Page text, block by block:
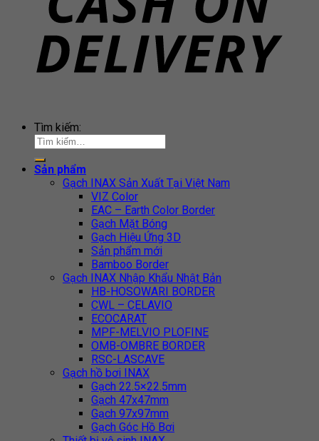
Tìm kiếm:
Sản phẩm
Gạch INAX Sản Xuất Tại Việt Nam
VIZ Color
EAC – Earth Color Border
Gạch Mặt Bóng
Gạch Hiệu Ứng 3D
Sản phẩm mới
Bamboo Border
Gạch INAX Nhập Khẩu Nhật Bản
HB-HOSOWARI BORDER
CWL – CELAVIO
ECOCARAT
MPF-MELVIO PLOFINE
OMB-OMBRE BORDER
RSC-LASCAVE
Gạch hồ bơi INAX
Gạch 22.5×22.5mm
Gạch 47x47mm
Gạch 97x97mm
Gạch Góc Hồ Bơi